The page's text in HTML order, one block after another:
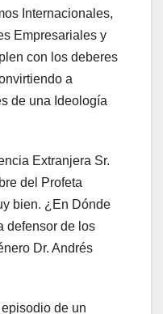
Internacionales,
Empresariales y
con los deberes
a
de una Ideología
Extranjera Sr.
del Profeta
bien. ¿En Dónde
defensor de los
Dr. Andrés
de un